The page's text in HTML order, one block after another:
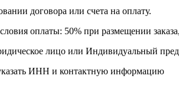
договора или счета на оплату.
оплаты: 50% при размещении
лицо или Индивидуальный
ИНН и контактную информацию